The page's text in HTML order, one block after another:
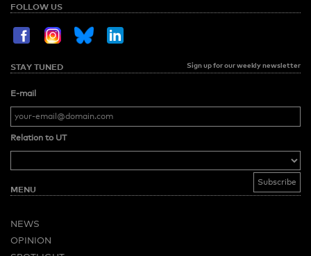
FOLLOW US
STAY TUNED Sign up for our weekly newsletter
E-mail
Relation to UT
MENU
NEWS
OPINION